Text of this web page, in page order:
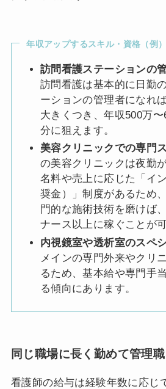
年収アップするスキル・資格（例）
訪問看護ステーションの
訪問看護は基本的に日勤
ーションの管理者になれ
大きくつき、年収500万
分に狙えます。
美容クリニックでの専門
の美容クリニックは夜勤
名料や売上に応じた「イ
奨金）」制度があるため
門的な施術技術を磨けば
ナース以上に稼ぐことが可
内視鏡室や透析室のスペ
メインの専門外来やクリ
るため、基本給や専門手
る傾向にあります。
同じ職場に長く勤めて管理
看護師の給与は経験年数に応じ